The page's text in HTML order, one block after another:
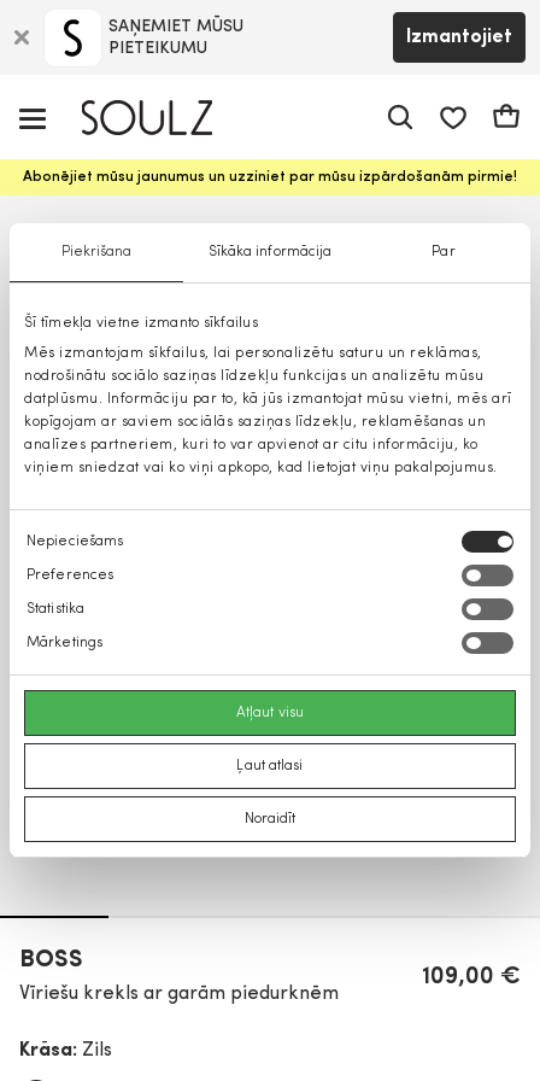
Piekrišana Sīkāka informācija Par
Šī tīmekļa vietne izmanto sīkfailus
Mēs izmantojam sīkfailus, lai personalizētu saturu un reklāmas,
nodrošinātu sociālo saziņas līdzekļu funkcijas un analizētu mūsu
datplūsmu. Informāciju par to, kā jūs izmantojat mūsu vietni, mēs arī
kopīgojam ar saviem sociālās saziņas līdzekļu, reklamēšanas un
analīzes partneriem, kuri to var apvienot ar citu informāciju, ko
viņiem sniedzat vai ko viņi apkopo, kad lietojat viņu pakalpojumus.
Piekrišanas
izvēle
Nepieciešams
Preferences
Statistika
Mārketings
Atļaut visu
Ļaut atlasi
Noraidīt
SAŅEMIET MŪSU
PIETEIKUMU
Izmantojiet
Abonējiet mūsu jaunumus un uzziniet par mūsu izpārdošanām pirmie!
BOSS
Vīriešu krekls ar garām piedurknēm
109,00 €
Krāsa: Zils